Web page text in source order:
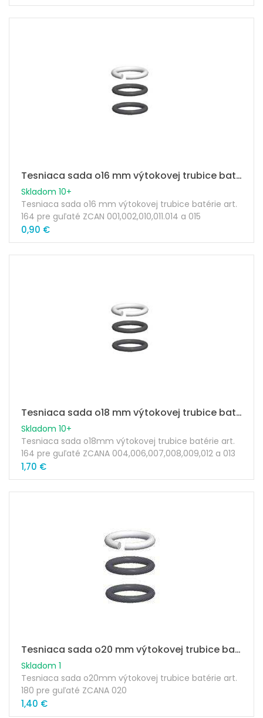
Tesniaca sada o16 mm výtokovej trubice batérie art.164
Skladom 10+
Tesniaca sada o16 mm výtokovej trubice batérie art.
164 pre guľaté ZCAN 001,002,010,011.014 a 015
0,90 €
Tesniaca sada o18 mm výtokovej trubice batérie art.164
Skladom 10+
Tesniaca sada o18mm výtokovej trubice batérie art.
164 pre guľaté ZCANA 004,006,007,008,009,012 a 013
1,70 €
Tesniaca sada o20 mm výtokovej trubice batérie art.180
Skladom 1
Tesniaca sada o20mm výtokovej trubice batérie art.
180 pre guľaté ZCANA 020
1,40 €